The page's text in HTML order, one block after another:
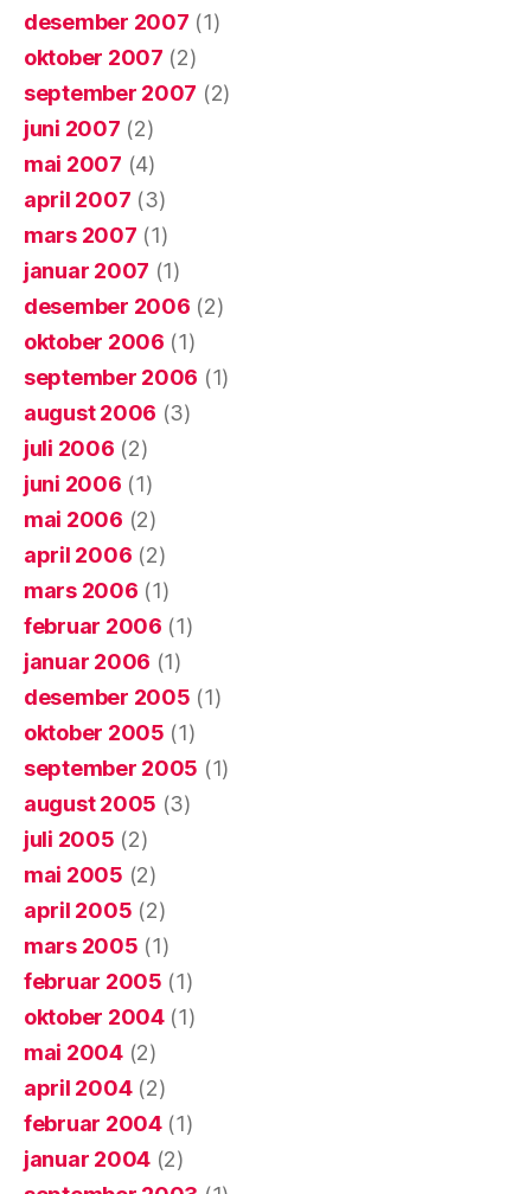
desember 2007 (1)
oktober 2007 (2)
september 2007 (2)
juni 2007 (2)
mai 2007 (4)
april 2007 (3)
mars 2007 (1)
januar 2007 (1)
desember 2006 (2)
oktober 2006 (1)
september 2006 (1)
august 2006 (3)
juli 2006 (2)
juni 2006 (1)
mai 2006 (2)
april 2006 (2)
mars 2006 (1)
februar 2006 (1)
januar 2006 (1)
desember 2005 (1)
oktober 2005 (1)
september 2005 (1)
august 2005 (3)
juli 2005 (2)
mai 2005 (2)
april 2005 (2)
mars 2005 (1)
februar 2005 (1)
oktober 2004(1)
mai 2004(2)
april 2004(2)
februar 2004(1)
januar 2004 (2)